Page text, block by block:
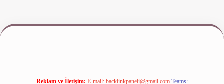
www.betexper.xyz/
Reklam ve İletişim: E-mail: backlinkpaneli@gmail.com Teams: